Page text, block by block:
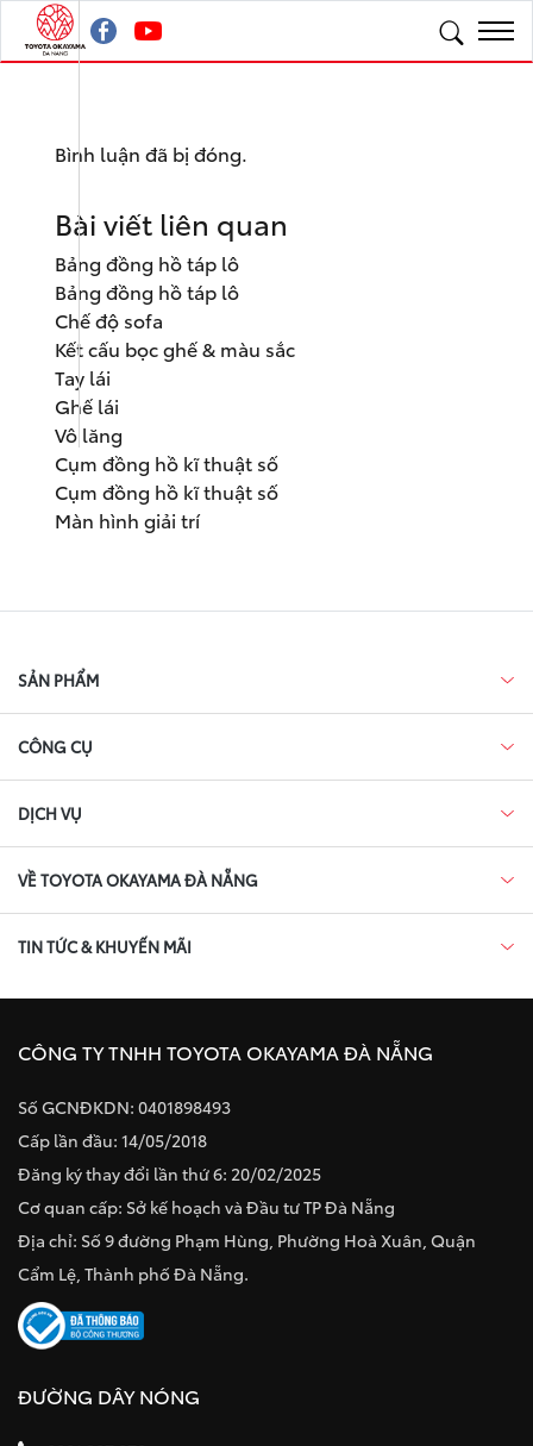
Bình luận đã bị đóng.
Bài viết liên quan
Bảng đồng hồ táp lô
Bảng đồng hồ táp lô
Chế độ sofa
Kết cấu bọc ghế & màu sắc
Tay lái
Ghế lái
Vô lăng
Cụm đồng hồ kĩ thuật số
Cụm đồng hồ kĩ thuật số
Màn hình giải trí
SẢN PHẨM
CÔNG CỤ
DỊCH VỤ
VỀ TOYOTA OKAYAMA ĐÀ NẴNG
TIN TỨC & KHUYẾN MÃI
CÔNG TY TNHH TOYOTA OKAYAMA ĐÀ NẴNG
Số GCNĐKDN: 0401898493
Cấp lần đầu: 14/05/2018
Đăng ký thay đổi lần thứ 6: 20/02/2025
Cơ quan cấp: Sở kế hoạch và Đầu tư TP Đà Nẵng
Địa chỉ: Số 9 đường Phạm Hùng, Phường Hoà Xuân, Quận
Cẩm Lệ, Thành phố Đà Nẵng.
ĐƯỜNG DÂY NÓNG